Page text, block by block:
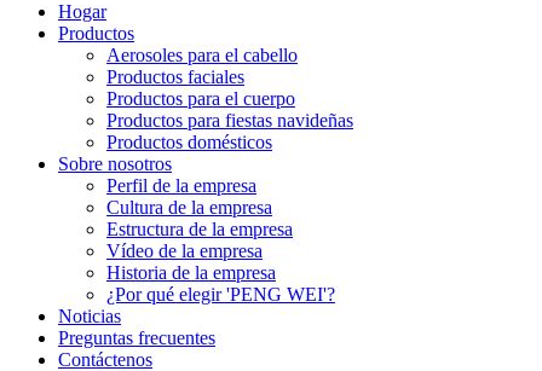
Hogar
Productos
Aerosoles para el cabello
Productos faciales
Productos para el cuerpo
Productos para fiestas navideñas
Productos domésticos
Sobre nosotros
Perfil de la empresa
Cultura de la empresa
Estructura de la empresa
Vídeo de la empresa
Historia de la empresa
¿Por qué elegir 'PENG WEI'?
Noticias
Preguntas frecuentes
Contáctenos